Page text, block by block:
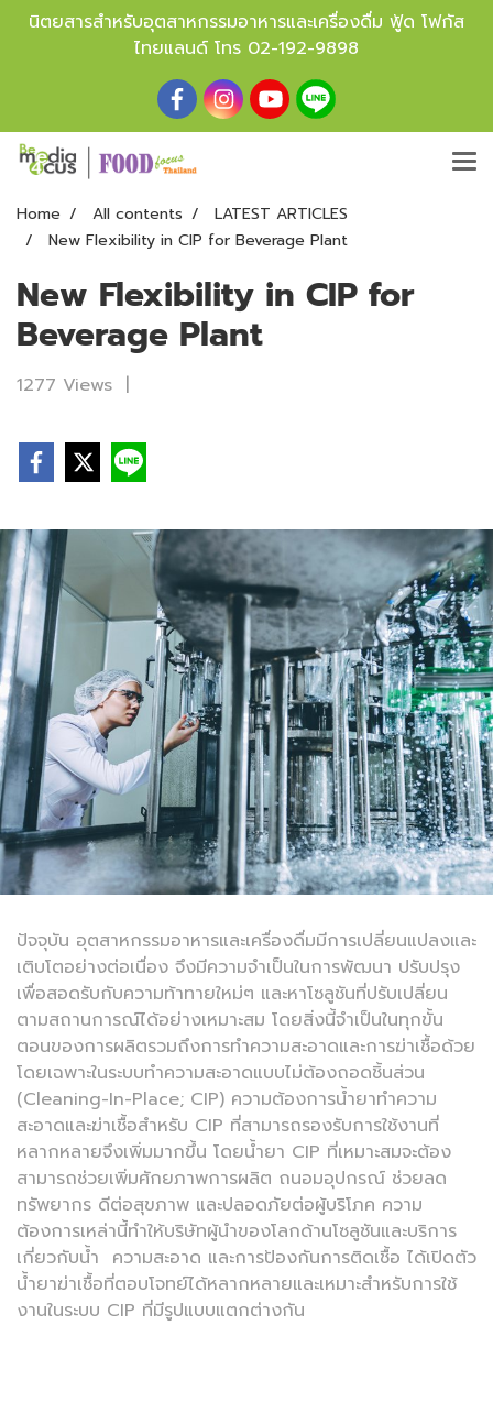
นิตยสารสำหรับอุตสาหกรรมอาหารและเครื่องดื่ม ฟู้ด โฟกัส
ไทยแลนด์ โทร 02-192-9898
Home All contents
LATEST ARTICLES
New Flexibility in CIP for Beverage Plant
New Flexibility in CIP for
Beverage Plant
1277 Views |
ปัจจุบัน อุตสาหกรรมอาหารและเครื่องดื่มมีการเปลี่ยนแปลงและ
เติบโตอย่างต่อเนื่อง จึงมีความจำเป็นในการพัฒนา ปรับปรุง
เพื่อสอดรับกับความท้าทายใหม่ๆ และหาโซลูชันที่ปรับเปลี่ยน
ตามสถานการณ์ได้อย่างเหมาะสม โดยสิ่งนี้จำเป็นในทุกขั้น
ตอนของการผลิตรวมถึงการทำความสะอาดและการฆ่าเชื้อด้วย
โดยเฉพาะในระบบทำความสะอาดแบบไม่ต้องถอดชิ้นส่วน
(Cleaning-In-Place; CIP) ความต้องการน้ำยาทำความ
สะอาดและฆ่าเชื้อสำหรับ CIP ที่สามารถรองรับการใช้งานที่
หลากหลายจึงเพิ่มมากขึ้น โดยน้ำยา CIP ที่เหมาะสมจะต้อง
สามารถช่วยเพิ่มศักยภาพการผลิต ถนอมอุปกรณ์ ช่วยลด
ทรัพยากร ดีต่อสุขภาพ และปลอดภัยต่อผู้บริโภค ความ
ต้องการเหล่านี้ทำให้บริษัทผู้นำของโลกด้านโซลูชันและบริการ
เกี่ยวกับน้ำ ความสะอาด และการป้องกันการติดเชื้อ ได้เปิดตัว
น้ำยาฆ่าเชื้อที่ตอบโจทย์ได้หลากหลายและเหมาะสำหรับการใช้
งานในระบบ CIP ที่มีรูปแบบแตกต่างกัน